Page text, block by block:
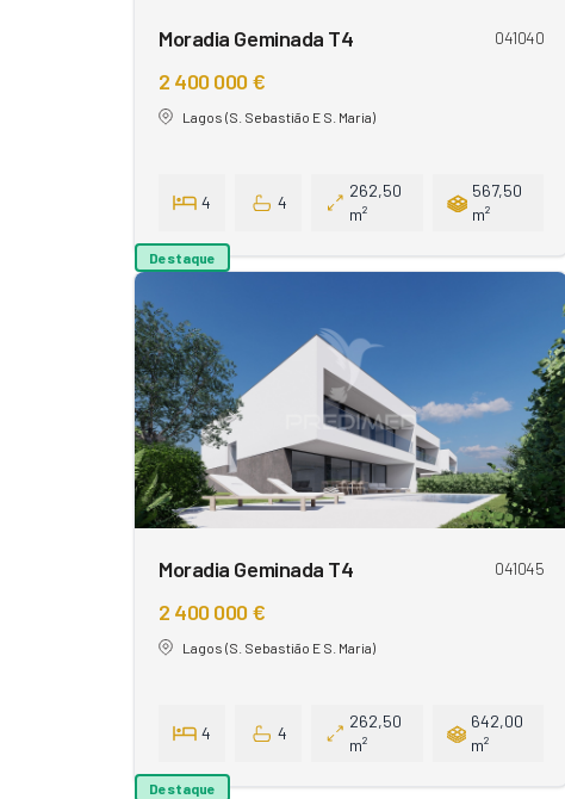
Moradia Geminada T4 041040
2 400 000 €
Lagos (S. Sebastião E S. Maria)
4 4
262,50
m²
567,50
m²
Destaque
Moradia Geminada T4 041045
2 400 000 €
Lagos (S. Sebastião E S. Maria)
4 4
262,50
m²
642,00
m²
Destaque